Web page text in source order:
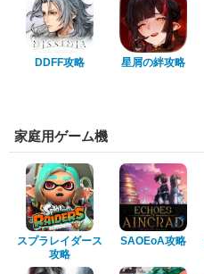
DDFF攻略 星屑の絆攻略
家庭用ゲーム機
スプラレイダース
攻略
SAOEoA攻略